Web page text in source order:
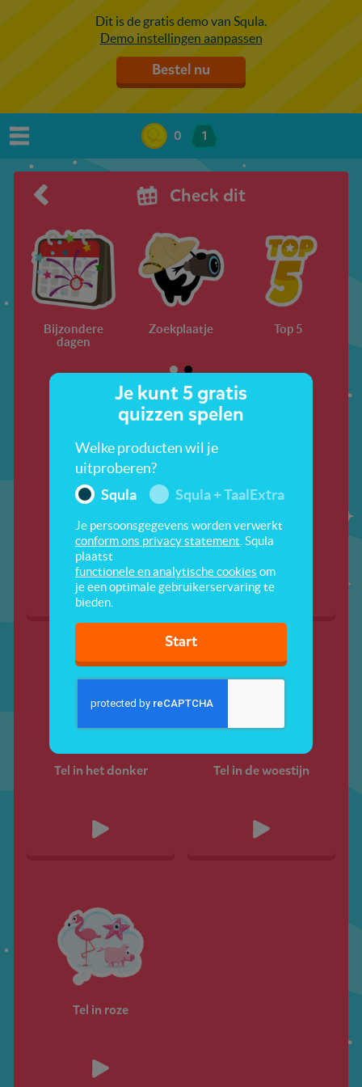
Dit is de gratis demo van Squla.
Demo instellingen aanpassen
Bestel nu
0 1
Check dit
Bijzondere
dagen
Zoekplaatje Top 5
Tel in de zee Tel in de zon
Tel in het donker Tel in de woestijn
Tel in roze
Je kunt 5 gratis
quizzen spelen
Welke producten wil je
uitproberen?
Squla
Squla + TaalExtra
Je persoonsgegevens worden verwerkt
conform ons privacy statement . Squla
plaatst
functionele en analytische cookies om
je een optimale gebruikerservaring te
bieden.
Start